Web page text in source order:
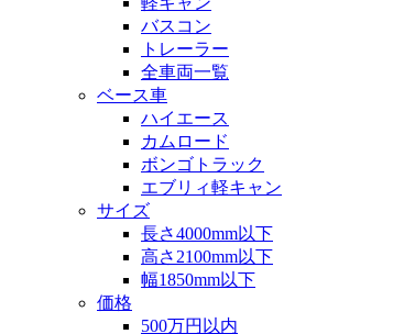
バスコン
トレーラー
全車両一覧
ベース車
ハイエース
カムロード
ボンゴトラック
エブリィ軽キャン
サイズ
長さ4000mm以下
高さ2100mm以下
幅1850mm以下
価格
500万円以内